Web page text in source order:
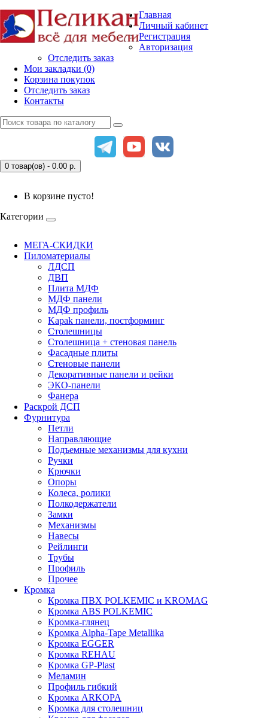
Главная
Личный кабинет
Регистрация
Авторизация
Отследить заказ
Мои закладки (0)
Корзина покупок
Отследить заказ
Контакты
0 товар(ов) - 0.00 р.
В корзине пусто!
Категории
МЕГА-СКИДКИ
Пиломатериалы
ЛДСП
ДВП
Плита МДФ
МДФ панели
МДФ профиль
Kapak панели, постформинг
Столешницы
Столешница + стеновая панель
Фасадные плиты
Стеновые панели
Декоративные панели и рейки
ЭКО-панели
Фанера
Раскрой ДСП
Фурнитура
Петли
Направляющие
Подъемные механизмы для кухни
Ручки
Крючки
Опоры
Колеса, ролики
Полкодержатели
Замки
Механизмы
Навесы
Рейлинги
Трубы
Профиль
Прочее
Кромка
Кромка ПВХ POLKEMIC и KROMAG
Кромка ABS POLKEMIС
Кромка-глянец
Кромка Alpha-Tape Metallika
Кромка EGGER
Кромка REHAU
Кромка GP-Plast
Меламин
Профиль гибкий
Кромка ARKOPA
Кромка для столешниц